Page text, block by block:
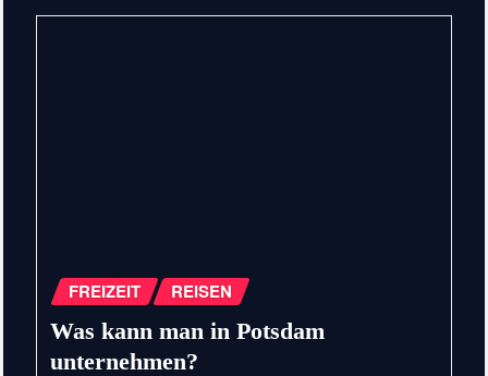
FREIZEIT REISEN
Was kann man in Potsdam
unternehmen?